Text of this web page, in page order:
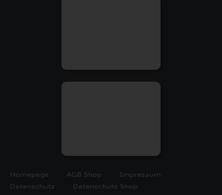
Homepage AGB Shop
Impressum
Datenschutz
Datenschutz Shop